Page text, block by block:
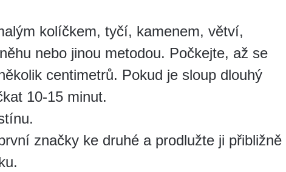
kolíčkem, tyčí, kamenem, větví,
nebo jinou metodou. Počkejte, až se
centimetrů. Pokud je sloup dlouhý
10-15 minut.
značky ke druhé a prodlužte ji přibližně